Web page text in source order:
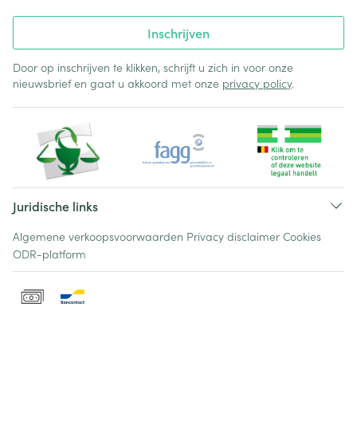
Inschrijven
Door op inschrijven te klikken, schrijft u zich in voor onze
nieuwsbrief en gaat u akkoord met onze privacy policy.
Juridische links
Algemene verkoopsvoorwaarden Privacy disclaimer Cookies
ODR-platform